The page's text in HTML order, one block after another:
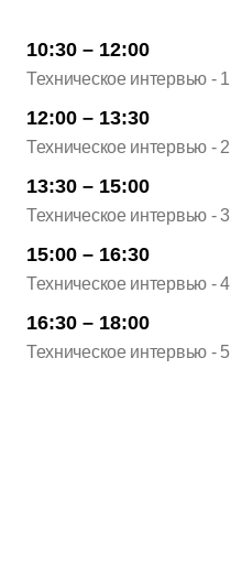
10:30 – 12:00
Техническое интервью -
12:00 – 13:30
Техническое интервью -
13:30 – 15:00
Техническое интервью -
15:00 – 16:30
Техническое интервью -
16:30 – 18:00
Техническое интервью -